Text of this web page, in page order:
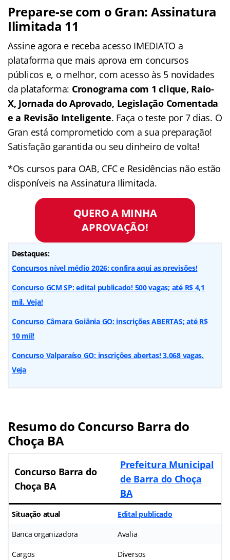
Prepare-se com o Gran: Assinatura
Ilimitada 11
Assine agora e receba acesso IMEDIATO a
plataforma que mais aprova em concursos
públicos e, o melhor, com acesso às 5 novidades
da plataforma: Cronograma com 1 clique, Raio-
X, Jornada do Aprovado, Legislação Comentada
e a Revisão Inteligente. Faça o teste por 7 dias. O
Gran está comprometido com a sua preparação!
Satisfação garantida ou seu dinheiro de volta!
*Os cursos para OAB, CFC e Residências não estão
disponíveis na Assinatura Ilimitada.
QUERO A MINHA
APROVAÇÃO!
Destaques:
Concursos nível médio 2026: confira aqui as previsões!
Concurso GCM SP: edital publicado! 500 vagas; até R$ 4,1
mil. Veja!
Concurso Câmara Goiânia GO: inscrições ABERTAS; até R$
10 mil!
Concurso Valparaíso GO: inscrições abertas! 3.068 vagas.
Veja
Resumo do Concurso Barra do
Choça BA
Concurso Barra do
Choça BA
Prefeitura Municipal
de Barra do Choça
BA
Situação atual Edital publicado
Banca organizadora Avalia
Cargos Diversos